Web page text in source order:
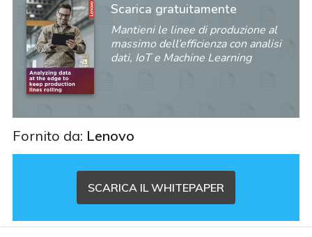
Scarica gratuitamente
Mantieni le linee di produzione al
massimo dell’efficienza con analisi
dati, IoT e Machine Learning
Fornito da: Lenovo
SCARICA IL WHITEPAPER